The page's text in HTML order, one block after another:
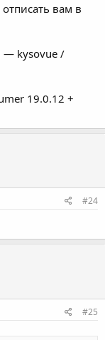
вам в
— kysovue /
19.0.12 +
#24
#25